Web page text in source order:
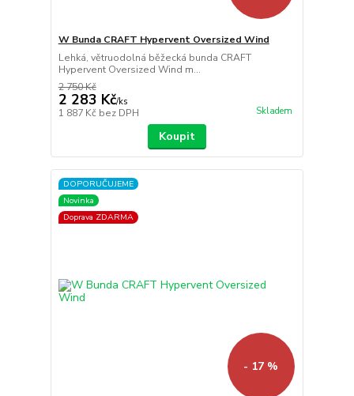
W Bunda CRAFT Hypervent Oversized Wind
Lehká, větruodolná běžecká bunda CRAFT
Hypervent Oversized Wind m...
2 750 Kč
2 283 Kč/ks
1 887 Kč bez DPH Skladem
Koupit
DOPORUČUJEME
Novinka
Doprava ZDARMA
- 17 %